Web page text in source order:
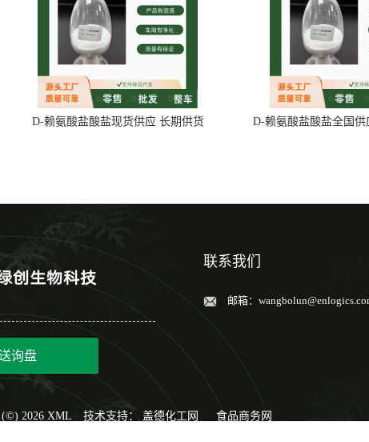
D-赖氨酸盐酸盐现货供应 长期供货 D-赖氨酸盐酸盐全国
询盘
联系我们
邮箱：
(©) 2026 XML 技术支持： 盖德化工网 食品商务网